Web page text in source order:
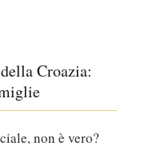
Croazia:
non è vero?